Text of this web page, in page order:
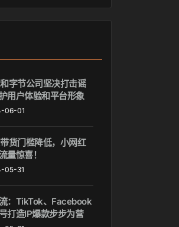
字节公司坚决打击谣
用户体验和平台形象
06-01
货门槛降低，小网红
量惊喜！
05-31
：TikTok、Facebook
打造IP爆款步步为营